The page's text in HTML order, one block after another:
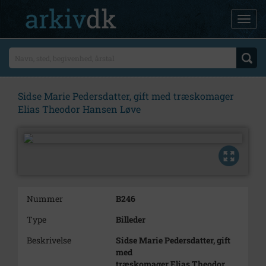
Sidse Marie Pedersdatter, gift med træskomager
Elias Theodor Hansen Løve
Nummer
B246
Type
Billeder
Beskrivelse
Sidse Marie Pedersdatter, gift
med